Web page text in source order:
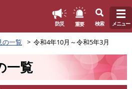
防災 重要 検索 メニュー
の一覧 令和4年10月～令和5年3月
一覧